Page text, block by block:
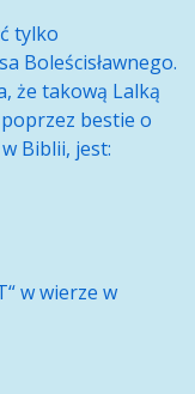
tylko
Boleścisławnego.
że takową Lalką
bestie o
Biblii, jest:
w wierze w